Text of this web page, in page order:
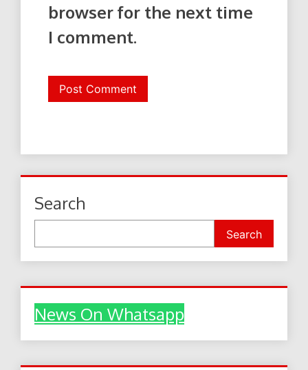
browser for the next time
I comment.
Search
Search
News On Whatsapp